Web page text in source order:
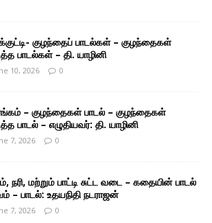
குழந்தைப் பாடல்கள் – குழந்தைகள்
பாடல்கள் – தி. யாழினி
10, 2026 0
– குழந்தைகள் பாடல் – குழந்தைகள்
பாடல் – எழுதியவர்: தி. யாழினி
7, 2026 0
நரி, மற்றும் பாட்டி சுட்ட வடை – கதையின் பாடல்
– பாடல்: உதயநிதி நடராஜன்
7, 2026 0